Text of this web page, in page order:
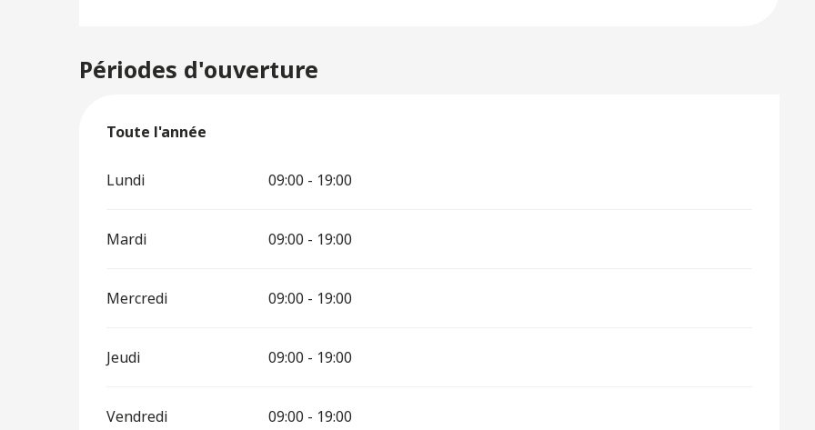
Périodes d'ouverture
Toute l'année
Toute l'année
Lundi 09:00 - 19:00
Mardi 09:00 - 19:00
Mercredi 09:00 - 19:00
Jeudi 09:00 - 19:00
Vendredi 09:00 - 19:00